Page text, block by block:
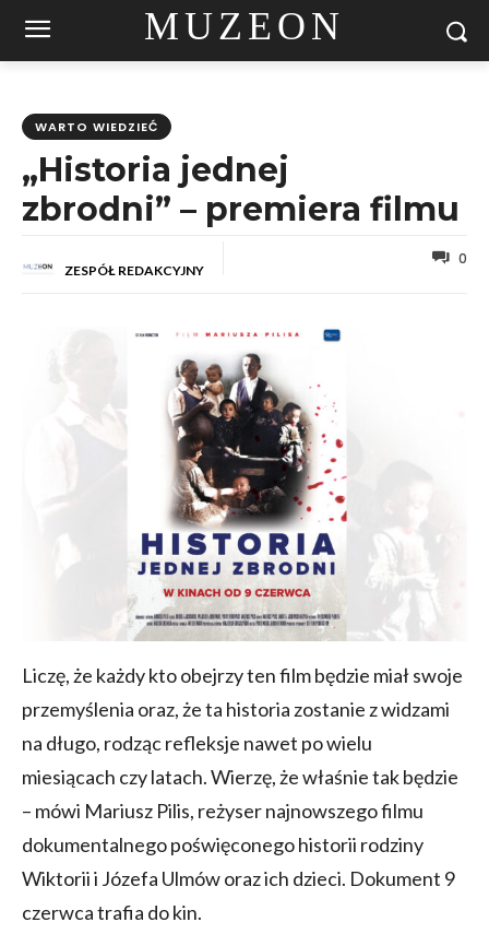
MUZEON
WARTO WIEDZIEĆ
„Historia jednej
zbrodni” – premiera filmu
ZESPÓŁ REDAKCYJNY
0
Liczę, że każdy kto obejrzy ten film będzie miał swoje
przemyślenia oraz, że ta historia zostanie z widzami
na długo, rodząc refleksje nawet po wielu
miesiącach czy latach. Wierzę, że właśnie tak będzie
– mówi Mariusz Pilis, reżyser najnowszego filmu
dokumentalnego poświęconego historii rodziny
Wiktorii i Józefa Ulmów oraz ich dzieci. Dokument 9
czerwca trafia do kin.